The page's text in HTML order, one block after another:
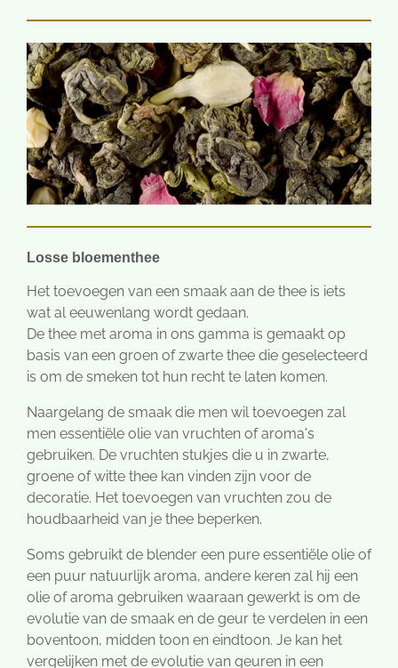
Losse bloementhee
Het toevoegen van een smaak aan de thee is iets
wat al eeuwenlang wordt gedaan.
De thee met aroma in ons gamma is gemaakt op
basis van een groen of zwarte thee die geselecteerd
is om de smeken tot hun recht te laten komen.
Naargelang de smaak die men wil toevoegen zal
men essentiële olie van vruchten of aroma's
gebruiken. De vruchten stukjes die u in zwarte,
groene of witte thee kan vinden zijn voor de
decoratie. Het toevoegen van vruchten zou de
houdbaarheid van je thee beperken.
Soms gebruikt de blender een pure essentiële olie of
een puur natuurlijk aroma, andere keren zal hij een
olie of aroma gebruiken waaraan gewerkt is om de
evolutie van de smaak en de geur te verdelen in een
boventoon, midden toon en eindtoon. Je kan het
vergelijken met de evolutie van geuren in een